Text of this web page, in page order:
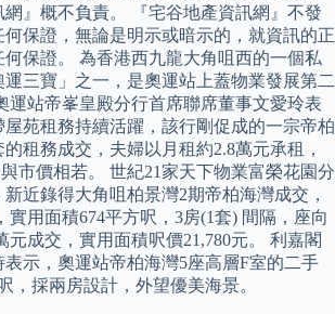
』概不負責。 『宅谷地產資訊網』不發
保證，無論是明示或暗示的，就資訊的正
保證。 為香港西九龍大角咀西的一個私
運三寶」之一，是奧運站上蓋物業發展第二
運站帝峯皇殿分行首席聯席董事文愛玲表
苑租務持續活躍，該行剛促成的一宗帝柏
租務成交，夫婦以月租約2.8萬元承租，
市價相若。 世紀21家天下物業富榮花園分
近錄得大角咀柏景灣2期帝柏海灣成交，
實用面積674平方呎，3房(1套) 間隔，座向
元成交，實用面積呎價21,780元。 利嘉閣
示，奧運站帝柏海灣5座高層F室的二手
，採兩房設計，外望優美海景。